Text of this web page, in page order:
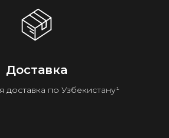
Доставка
доставка по Узбекистану¹